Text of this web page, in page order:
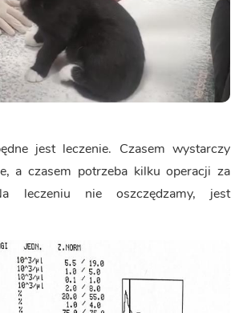
jest leczenie. Czasem wystarczy
a czasem potrzeba kilku operacji za
leczeniu nie oszczędzamy, jest